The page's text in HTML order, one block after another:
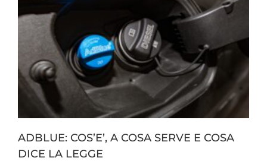
ADBLUE: COS’E’, A COSA SERVE E COSA
DICE LA LEGGE